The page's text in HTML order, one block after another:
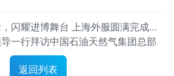
台 上海外服圆满完成第
保障工作
返回列表
一行拜访中国石油天然气集团总部